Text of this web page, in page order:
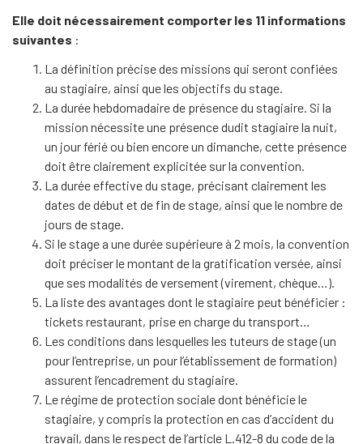
Elle doit nécessairement comporter les 11 informations
suivantes :
La définition précise des missions qui seront confiées
au stagiaire, ainsi que les objectifs du stage.
La durée hebdomadaire de présence du stagiaire. Si la
mission nécessite une présence dudit stagiaire la nuit,
un jour férié ou bien encore un dimanche, cette présence
doit être clairement explicitée sur la convention.
La durée effective du stage, précisant clairement les
dates de début et de fin de stage, ainsi que le nombre de
jours de stage.
Si le stage a une durée supérieure à 2 mois, la convention
doit préciser le montant de la gratification versée, ainsi
que ses modalités de versement (virement, chèque…).
La liste des avantages dont le stagiaire peut bénéficier :
tickets restaurant, prise en charge du transport…
Les conditions dans lesquelles les tuteurs de stage (un
pour l’entreprise, un pour l’établissement de formation)
assurent l’encadrement du stagiaire.
Le régime de protection sociale dont bénéficie le
stagiaire, y compris la protection en cas d’accident du
travail, dans le respect de l’article L.412-8 du code de la